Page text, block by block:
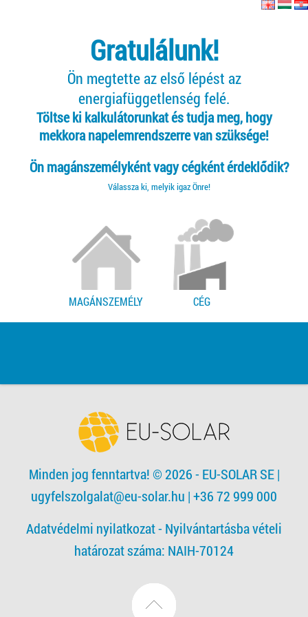
Gratulálunk!
Ön megtette az első lépést az
energiafüggetlenség felé.
Töltse ki kalkulátorunkat és tudja meg, hogy
mekkora napelemrendszerre van szüksége!
Ön magánszemélyként vagy cégként érdeklődik?
Válassza ki, melyik igaz Önre!
MAGÁNSZEMÉLY CÉG
Minden jog fenntartva! © 2026 - EU-SOLAR SE|
ugyfelszolgalat@eu-solar.hu | +36 72 999 000
Adatvédelmi nyilatkozat - Nyilvántartásba vételi
határozat száma: NAIH-70124